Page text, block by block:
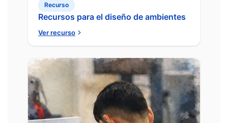
Recurso
Recursos para el diseño de ambientes
Ver recurso